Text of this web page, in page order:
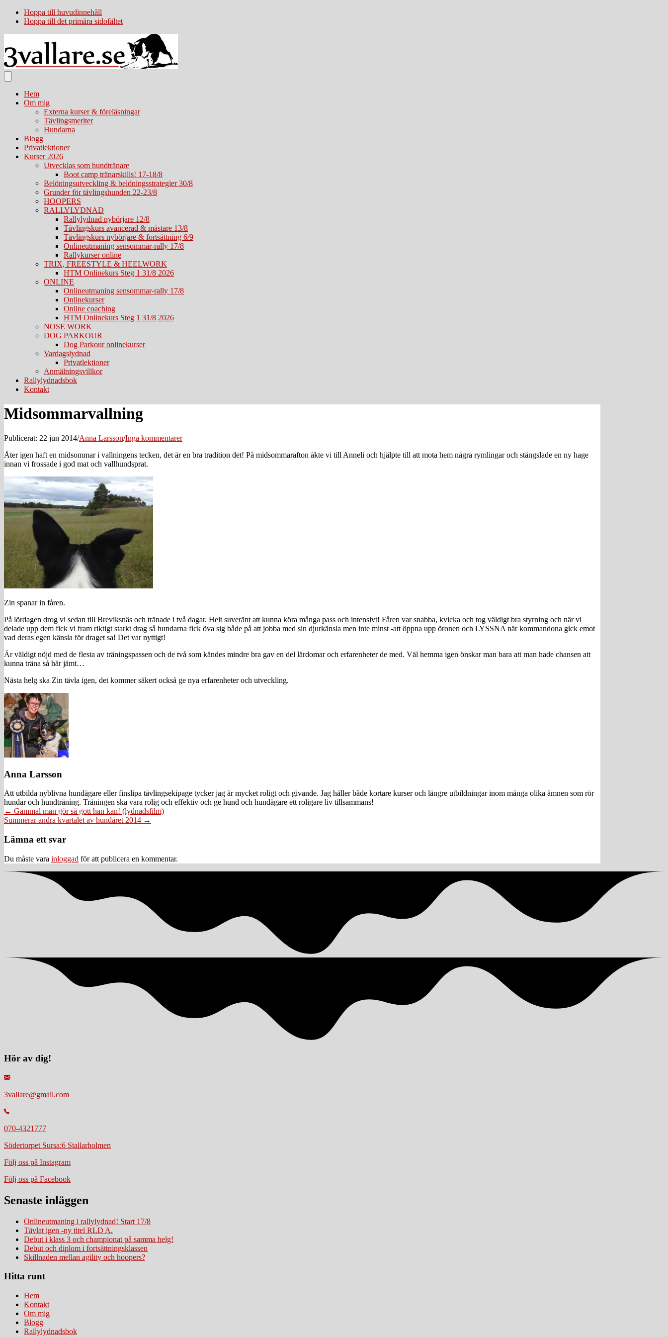
Hoppa till huvudinnehåll
Hoppa till det primära sidofältet
Hem
Om mig
Externa kurser & föreläsningar
Tävlingsmeriter
Hundarna
Blogg
Privatlektioner
Kurser 2026
Utvecklas som hundtränare
Boot camp tränarskills! 17-18/8
Belöningsutveckling & belöningsstrategier 30/8
Grunder för tävlingshunden 22-23/8
HOOPERS
RALLYLYDNAD
Rallylydnad nybörjare 12/8
Tävlingskurs avancerad & mästare 13/8
Tävlingskurs nybörjare & fortsättning 6/9
Onlineutmaning sensommar-rally 17/8
Rallykurser online
TRIX, FREESTYLE & HEELWORK
HTM Onlinekurs Steg 1 31/8 2026
ONLINE
Onlineutmaning sensommar-rally 17/8
Onlinekurser
Online coaching
HTM Onlinekurs Steg 1 31/8 2026
NOSE WORK
DOG PARKOUR
Dog Parkour onlinekurser
Vardagslydnad
Privatlektioner
Anmälningsvillkor
Rallylydnadsbok
Kontakt
Midsommarvallning
Publicerat: 22 jun 2014/Anna Larsson/Inga kommentarer
Åter igen haft en midsommar i vallningens tecken, det är en bra tradition det! På midsommarafton åkte vi till Anneli och hjälpte till att mota hem några rymlingar och stängslade en ny hage
innan vi frossade i god mat och vallhundsprat.
Zin spanar in fåren.
På lördagen drog vi sedan till Breviksnäs och tränade i två dagar. Helt suveränt att kunna köra många pass och intensivt! Fåren var snabba, kvicka och tog väldigt bra styrning och när vi
delade upp dem fick vi fram riktigt starkt drag så hundarna fick öva sig både på att jobba med sin djurkänsla men inte minst -att öppna upp öronen och LYSSNA när kommandona gick emot
vad deras egen känsla för draget sa! Det var nyttigt!
Är väldigt nöjd med de flesta av träningspassen och de två som kändes mindre bra gav en del lärdomar och erfarenheter de med. Väl hemma igen önskar man bara att man hade chansen att
kunna träna så här jämt…
Nästa helg ska Zin tävla igen, det kommer säkert också ge nya erfarenheter och utveckling.
Anna Larsson
Att utbilda nyblivna hundägare eller finslipa tävlingsekipage tycker jag är mycket roligt och givande. Jag håller både kortare kurser och längre utbildningar inom många olika ämnen som rör
hundar och hundträning. Träningen ska vara rolig och effektiv och ge hund och hundägare ett roligare liv tillsammans!
Posts
navigation
← Gammal man gör så gott han kan! (lydnadsfilm)
Summerar andra kvartalet av hundåret 2014 →
Läsarkommentarer
Lämna ett svar
Du måste vara inloggad för att publicera en kommentar.
Hör av dig!
3vallare@gmail.com
070-4321777
Södertorpet Sursa:6 Stallarholmen
Följ oss på Instagram
Följ oss på Facebook
Senaste inläggen
Onlineutmaning i rallylydnad! Start 17/8
Tävlat igen -ny titel RLD A.
Debut i klass 3 och championat på samma helg!
Debut och diplom i fortsättningsklassen
Skillnaden mellan agility och hoopers?
Hitta runt
Hem
Kontakt
Om mig
Blogg
Rallylydnadsbok